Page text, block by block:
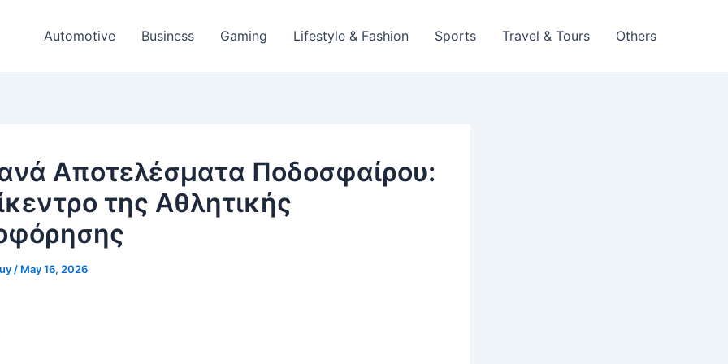
Automotive Business Gaming Lifestyle & Fashion Sports Travel & Tours Others
Αποτελέσματα Ποδοσφαίρου:
της Αθλητικής
/ May 16, 2026